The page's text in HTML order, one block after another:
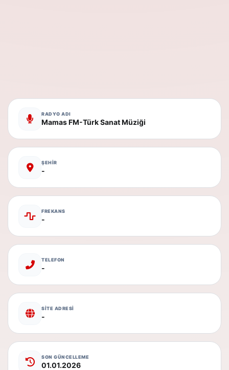
RADYO ADI
Mamas FM-Türk Sanat Müziği
ŞEHİR
-
FREKANS
-
TELEFON
-
SİTE ADRESİ
-
SON GÜNCELLEME
01.01.2026